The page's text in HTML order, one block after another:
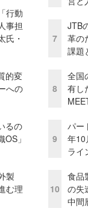
行動
事担
氏・
的変
への
るの
」
製
む理
7
JTB
革の
課題
8
全国
有し
9
パー
年10
ライ
10
食品
の失
中間